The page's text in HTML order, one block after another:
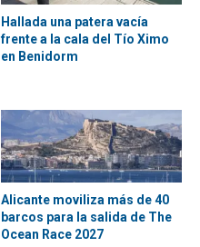
Hallada una patera vacía
frente a la cala del Tío Ximo
en Benidorm
Alicante moviliza más de 40
barcos para la salida de The
Ocean Race 2027